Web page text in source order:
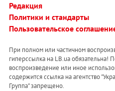
Редакция
Политики и стандарты
Пользовательское
При полном или частичном
гиперссылка на LB.ua обязательна!
воспроизведение или иное
содержится ссылка на агентство
Группа" запрещено.